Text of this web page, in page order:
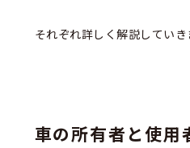
それぞれ詳しく解説していき
車の所有者と使用